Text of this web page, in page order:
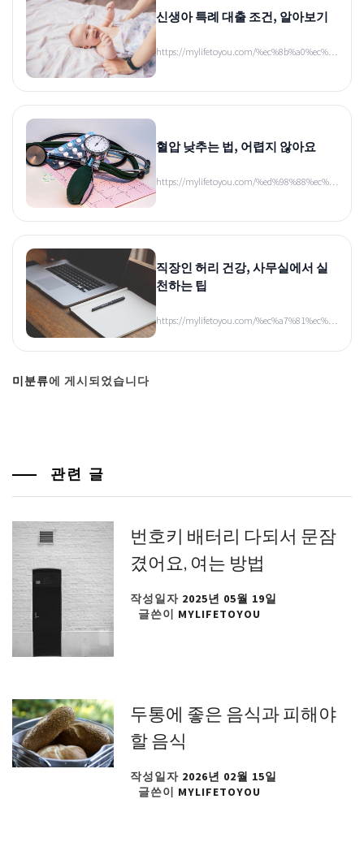
신생아 특례 대출 조건, 알아보기
https://mylifetoyou.com/%ec%8b%a0%ec%…
혈압 낮추는 법, 어렵지 않아요
https://mylifetoyou.com/%ed%98%88%ec%…
직장인 허리 건강, 사무실에서 실
천하는 팁
https://mylifetoyou.com/%ec%a7%81%ec%…
미분류에 게시되었습니다
관련 글
번호키 배터리 다되서 문잠
겼어요, 여는 방법
작성일자 2025년 05월 19일
글쓴이 MYLIFETOYOU
두통에 좋은 음식과 피해야
할 음식
작성일자 2026년 02월 15일
글쓴이 MYLIFETOYOU